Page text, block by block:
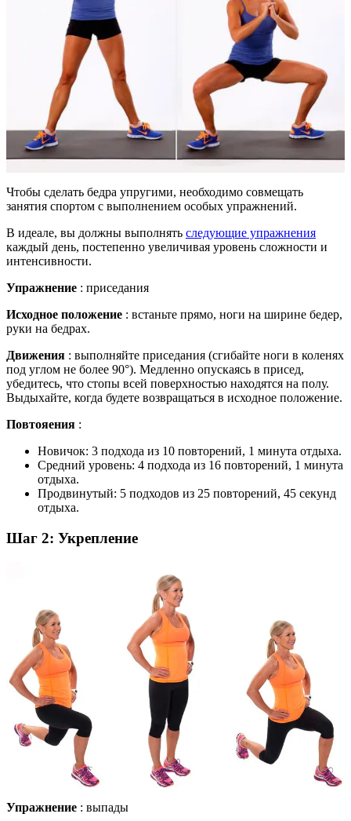
Чтобы сделать бедра упругими, необходимо совмещать
занятия спортом с выполнением особых упражнений.
В идеале, вы должны выполнять следующие упражнения
каждый день, постепенно увеличивая уровень сложности и
интенсивности.
Упражнение : приседания
Исходное положение : встаньте прямо, ноги на ширине бедер,
руки на бедрах.
Движения : выполняйте приседания (сгибайте ноги в коленях
под углом не более 90°). Медленно опускаясь в присед,
убедитесь, что стопы всей поверхностью находятся на полу.
Выдыхайте, когда будете возвращаться в исходное положение.
Повтояения :
Новичок: 3 подхода из 10 повторений, 1 минута отдыха.
Средний уровень: 4 подхода из 16 повторений, 1 минута
отдыха.
Продвинутый: 5 подходов из 25 повторений, 45 секунд
отдыха.
Шаг 2: Укрепление
Упражнение : выпады